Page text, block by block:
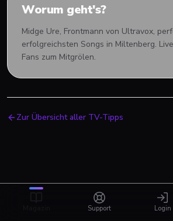
Worum geht's?
Midge Ure, Frontmann von Ultravox,
erfolgreichsten Songs in Miltenberg.
Fans zum Mitgrölen.
Zur Übersicht aller TV-Tipps
Support Login